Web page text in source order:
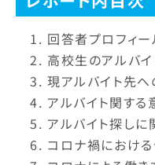
回答者プロフィー
高校生のアルバ
現アルバイト先へ
アルバイト関する
アルバイト探しに
コロナ禍におけ